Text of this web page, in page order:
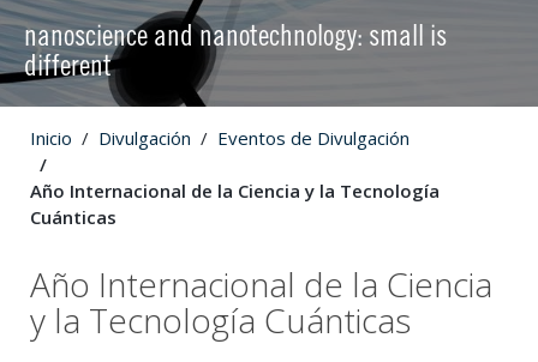
nanoscience and nanotechnology: small is
different
Inicio Divulgación Eventos de Divulgación
Año Internacional de la Ciencia y la Tecnología
Cuánticas
Año Internacional de la Ciencia
y la Tecnología Cuánticas